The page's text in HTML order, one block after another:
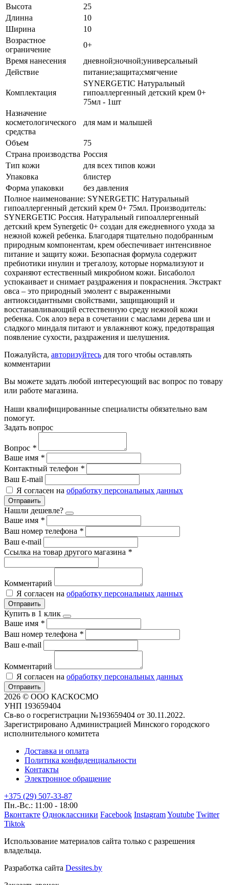
Высота
25
Длинна
10
Ширина
10
Возрастное
ограничение
0+
Время нанесения
дневной;ночной;универсальный
Действие
питание;защита;смягчение
Комплектация
SYNERGETIC Натуральный
гипоаллергенный детский крем 0+
75мл - 1шт
Назначение
косметологического
средства
для мам и малышей
Объем
75
Страна производства Россия
Тип кожи
для всех типов кожи
Упаковка
блистер
Форма упаковки
без давления
Полное наименование: SYNERGETIC Натуральный
гипоаллергенный детский крем 0+ 75мл. Производитель:
SYNERGETIC Россия. Натуральный гипоаллергенный
детский крем Synergetic 0+ создан для ежедневного ухода за
нежной кожей ребенка. Благодаря тщательно подобранным
природным компонентам, крем обеспечивает интенсивное
питание и защиту кожи. Безопасная формула содержит
пребиотики инулин и трегалозу, которые нормализуют и
сохраняют естественный микробиом кожи. Бисаболол
успокаивает и снимает раздражения и покраснения. Экстракт
овса – это природный эмолент с выраженными
антиоксидантными свойствами, защищающий и
восстанавливающий естественную среду нежной кожи
ребенка. Сок алоэ вера в сочетании с маслами дерева ши и
сладкого миндаля питают и увлажняют кожу, предотвращая
появление сухости, раздражения и шелушения.
Пожалуйста, авторизуйтесь для того чтобы оставлять
комментарии
Вы можете задать любой интересующий вас вопрос по товару
или работе магазина.
Наши квалифицированные специалисты обязательно вам
помогут.
Задать вопрос
Вопрос *
Ваше имя *
Контактный телефон *
Ваш E-mail
Я согласен на обработку персональных данных
Отправить
Нашли дешевле?
Ваше имя *
Ваш номер телефона *
Ваш e-mail
Ссылка на товар другого магазина *
Комментарий
Я согласен на обработку персональных данных
Отправить
Купить в 1 клик
Ваше имя *
Ваш номер телефона *
Ваш e-mail
Комментарий
Я согласен на обработку персональных данных
Отправить
2026 © ООО КАСКОСМО
УНП 193659404
Св-во о госрегистрации №193659404 от 30.11.2022.
Зарегистрировано Администрацией Минского городского
исполнительного комитета
Доставка и оплата
Политика конфиденциальности
Контакты
Электронное обращение
+375 (29) 507-33-87
Пн.-Вс.: 11:00 - 18:00
Вконтакте Одноклассники Facebook InstagramYoutube Twitter
Tiktok
Использование материалов сайта только с разрешения
владельца.
Разработка сайта Dessites.by